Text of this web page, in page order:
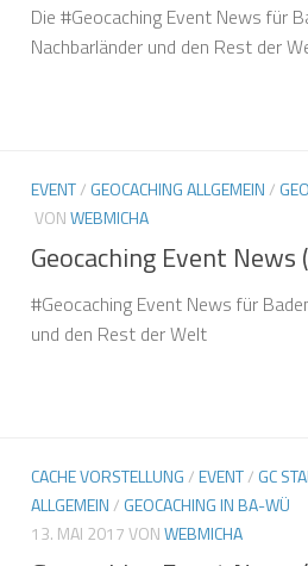
Die #Geocaching Event News für
Nachbarländer und den Rest der
EVENT/ GEOCACHING ALLGEMEIN/
VONWEBMICHA
Geocaching Event News
#Geocaching Event News für
und den Rest der Welt
CACHE VORSTELLUNG/EVENT/ GC
ALLGEMEIN/ GEOCACHING IN BA-WÜ
13. MAI 2017VONWEBMICHA